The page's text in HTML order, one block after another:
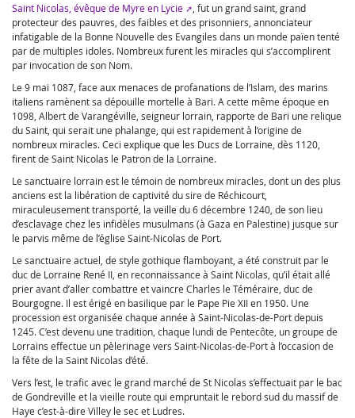
Saint Nicolas, évêque de Myre en Lycie
, fut un grand saint, grand
protecteur des pauvres, des faibles et des prisonniers, annonciateur
infatigable de la Bonne Nouvelle des Evangiles dans un monde païen tenté
par de multiples idoles. Nombreux furent les miracles qui s’accomplirent
par invocation de son Nom.
Le 9 mai 1087, face aux menaces de profanations de l’Islam, des marins
italiens ramènent sa dépouille mortelle à Bari. A cette même époque en
1098, Albert de Varangéville, seigneur lorrain, rapporte de Bari une relique
du Saint, qui serait une phalange, qui est rapidement à l’origine de
nombreux miracles. Ceci explique que les Ducs de Lorraine, dès 1120,
firent de Saint Nicolas le Patron de la Lorraine.
Le sanctuaire lorrain est le témoin de nombreux miracles, dont un des plus
anciens est la libération de captivité du sire de Réchicourt,
miraculeusement transporté, la veille du 6 décembre 1240, de son lieu
d’esclavage chez les infidèles musulmans (à Gaza en Palestine) jusque sur
le parvis même de l’église Saint-Nicolas de Port.
Le sanctuaire actuel, de style gothique flamboyant, a été construit par le
duc de Lorraine René II, en reconnaissance à Saint Nicolas, qu’il était allé
prier avant d’aller combattre et vaincre Charles le Téméraire, duc de
Bourgogne. Il est érigé en basilique par le Pape Pie XII en 1950. Une
procession est organisée chaque année à Saint-Nicolas-de-Port depuis
1245. C’est devenu une tradition, chaque lundi de Pentecôte, un groupe de
Lorrains effectue un pèlerinage vers Saint-Nicolas-de-Port à l’occasion de
la fête de la Saint Nicolas d’été.
Vers l’est, le trafic avec le grand marché de St Nicolas s’effectuait par le bac
de Gondreville et la vieille route qui empruntait le rebord sud du massif de
Haye c’est-à-dire Villey le sec et Ludres.